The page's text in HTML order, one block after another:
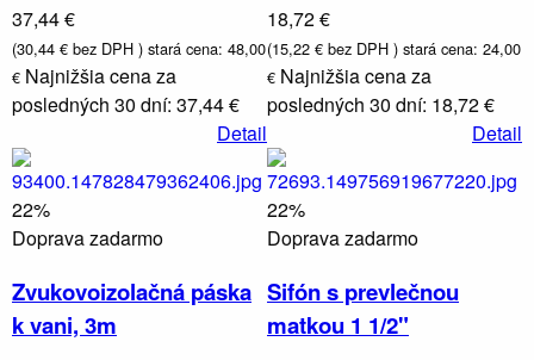
drezy
37,44 €
(30,44 € bez DPH ) stará cena: 48,00
€ Najnižšia cena za
posledných 30 dní: 37,44 €
Detail
18,72 €
(15,22 € bez DPH ) stará cena: 24,00
€ Najnižšia cena za
posledných 30 dní: 18,72 €
Detail
22%
Doprava zadarmo
Zvukovoizolačná páska
k vani, 3m
22%
Doprava zadarmo
Sifón s prevlečnou
matkou 1 1/2"